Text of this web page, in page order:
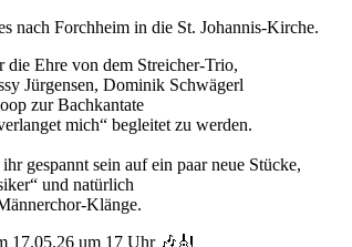
nach Forchheim in die St. Johannis-Kirche.
die Ehre von dem Streicher-Trio,
Jürgensen, Dominik Schwägerl
zur Bachkantate
mich“ begleitet zu werden.
gespannt sein auf ein paar neue Stücke,
und natürlich
Klänge.
17.05.26 um 17 Uhr 🎶🎻